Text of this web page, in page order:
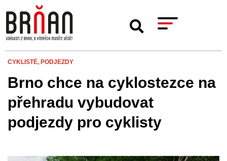
CYKLISTÉ, PODJEZDY
Brno chce na cyklostezce na
přehradu vybudovat
podjezdy pro cyklisty